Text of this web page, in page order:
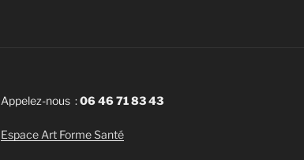
Appelez-nous :06 46 71 83 43
Espace Art Forme Santé